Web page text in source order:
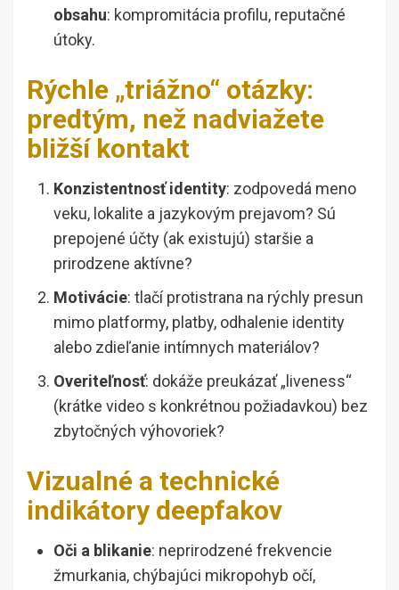
obsahu: kompromitácia profilu, reputačné
útoky.
Rýchle „triážno“ otázky:
predtým, než nadviažete
bližší kontakt
Konzistentnosť identity: zodpovedá meno
veku, lokalite a jazykovým prejavom? Sú
prepojené účty (ak existujú) staršie a
prirodzene aktívne?
Motivácie: tlačí protistrana na rýchly presun
mimo platformy, platby, odhalenie identity
alebo zdieľanie intímnych materiálov?
Overiteľnosť: dokáže preukázať „liveness“
(krátke video s konkrétnou požiadavkou) bez
zbytočných výhovoriek?
Vizualné a technické
indikátory deepfakov
Oči a blikanie: neprirodzené frekvencie
žmurkania, chýbajúci mikropohyb očí,